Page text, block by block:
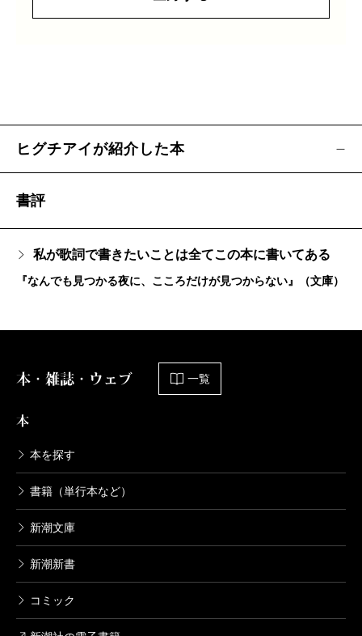
ヒグチアイが紹介した本
書評
私が歌詞で書きたいことは全てこの本に書いてある
『なんでも見つかる夜に、こころだけが見つからない』（文庫）
本・雑誌・ウェブ 一覧
本
本を探す
書籍（単行本など）
新潮文庫
新潮新書
コミック